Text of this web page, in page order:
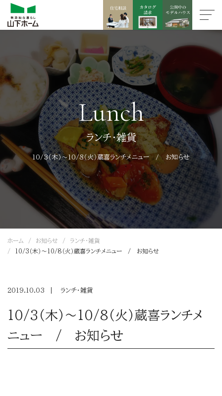
Lunch
ランチ・雑貨
10/3（木）～10/8（火）蔵喜ランチメニュー / お知らせ
ホーム お知らせ
ランチ・雑貨
10/3（木）～10/8（火）蔵喜ランチメニュー / お知らせ
2019.10.03 ランチ・雑貨
10/3（木）～10/8（火）蔵喜ランチメ
ニュー / お知らせ